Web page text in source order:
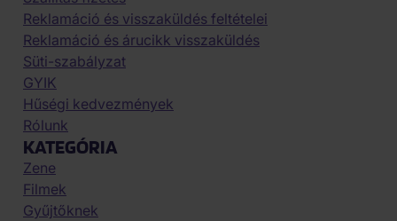
Reklamáció és visszaküldés feltételei
Reklamáció és árucikk visszaküldés
Süti-szabályzat
GYIK
Hűségi kedvezmények
Rólunk
KATEGÓRIA
Zene
Filmek
Gyűjtőknek